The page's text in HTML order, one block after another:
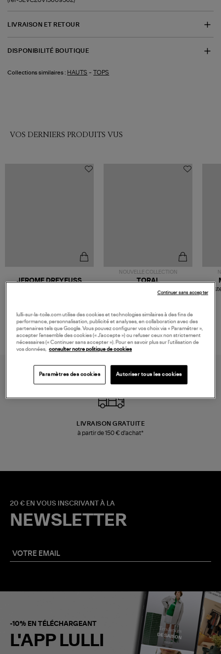
LIVRAISON ET RETOUR
DISPONIBILITÉ BOUTIQUE
Collections similaires : HAUTS -TOPS
VOS DERNIERS PRODUITS VUS
JEROME DREYFUSS
NOUVELLE COLLECTION
TORAL
Mousse
LIVRAISON GRATUITE
à partir de 150 € d'achat*
20 € EN VOUS INSCRIVANT À LA
NEWSLETTER
-10% EN TÉLÉCHARGEANT
L'APP LULLI
lulli-sur-la-toile.com utilise des cookies et technologies similaires à des fins de
performance, personnalisation, publicité et analyses, en collaboration avec des
partenaires tels que Google. Vous pouvez configurer vos choix via « Paramétrer »,
accepter l’ensemble des cookies (« J’accepte ») ou refuser ceux non strictement
nécessaires (« Continuer sans accepter »). Pour en savoir plus sur l’utilisation de
vos données, consulter notre politique de cookies
Paramètres des cookies Autoriser tous les cookies
Continuer sans accepter